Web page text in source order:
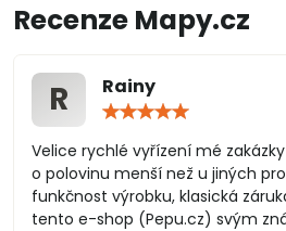
Recenze Mapy.cz
R Rainy
/
5
Velice rychlé vyřízení mé
o polovinu menší než u jiných
funkčnost výrobku, klasická
tento e-shop (Pepu.cz) svým